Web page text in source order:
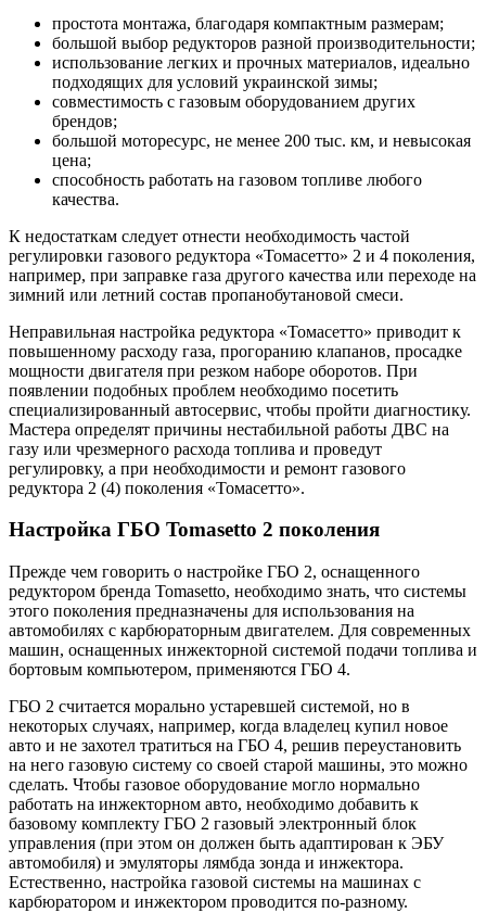
простота монтажа, благодаря компактным размерам;
большой выбор редукторов разной производительности;
использование легких и прочных материалов, идеально
подходящих для условий украинской зимы;
совместимость с газовым оборудованием других
брендов;
большой моторесурс, не менее 200 тыс. км, и невысокая
цена;
способность работать на газовом топливе любого
качества.
К недостаткам следует отнести необходимость частой
регулировки газового редуктора «Томасетто» 2 и 4 поколения,
например, при заправке газа другого качества или переходе на
зимний или летний состав пропанобутановой смеси.
Неправильная настройка редуктора «Томасетто» приводит к
повышенному расходу газа, прогоранию клапанов, просадке
мощности двигателя при резком наборе оборотов. При
появлении подобных проблем необходимо посетить
специализированный автосервис, чтобы пройти диагностику.
Мастера определят причины нестабильной работы ДВС на
газу или чрезмерного расхода топлива и проведут
регулировку, а при необходимости и ремонт газового
редуктора 2 (4) поколения «Томасетто».
Настройка ГБО Tomasetto 2 поколения
Прежде чем говорить о настройке ГБО 2, оснащенного
редуктором бренда Tomasetto, необходимо знать, что системы
этого поколения предназначены для использования на
автомобилях с карбюраторным двигателем. Для современных
машин, оснащенных инжекторной системой подачи топлива и
бортовым компьютером, применяются ГБО 4.
ГБО 2 считается морально устаревшей системой, но в
некоторых случаях, например, когда владелец купил новое
авто и не захотел тратиться на ГБО 4, решив переустановить
на него газовую систему со своей старой машины, это можно
сделать. Чтобы газовое оборудование могло нормально
работать на инжекторном авто, необходимо добавить к
базовому комплекту ГБО 2 газовый электронный блок
управления (при этом он должен быть адаптирован к ЭБУ
автомобиля) и эмуляторы лямбда зонда и инжектора.
Естественно, настройка газовой системы на машинах с
карбюратором и инжектором проводится по-разному.